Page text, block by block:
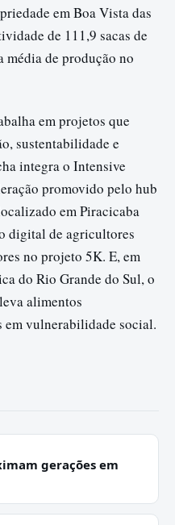
em Boa Vista das
de 111,9 sacas de
de produção no
em projetos que
sustentabilidade e
integra o Intensive
promovido pelo hub
em Piracicaba
digital de agricultores
no projeto 5K. E, em
do Rio Grande do Sul, o
alimentos
em vulnerabilidade social.
gerações em